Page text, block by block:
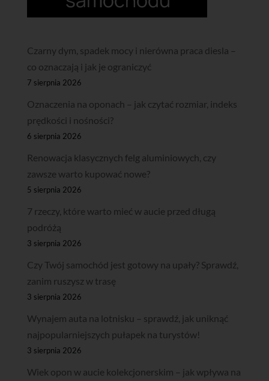
Czarny dym, spadek mocy i nierówna praca diesla –
co oznaczają i jak je ograniczyć
7 sierpnia 2026
Oznaczenia na oponach – jak czytać rozmiar, indeks
prędkości i nośności?
6 sierpnia 2026
Renowacja klasycznych felg aluminiowych, czy
zawsze warto kupować nowe?
5 sierpnia 2026
7 rzeczy, które warto mieć w aucie przed długą
podróżą
3 sierpnia 2026
Czy Twój samochód jest gotowy na upały? Sprawdź,
zanim ruszysz w trasę
3 sierpnia 2026
Wynajem auta na lotnisku – sprawdź, jak uniknąć
najpopularniejszych pułapek na turystów!
3 sierpnia 2026
Wiek opon w aucie kolekcjonerskim – jak wpływa na